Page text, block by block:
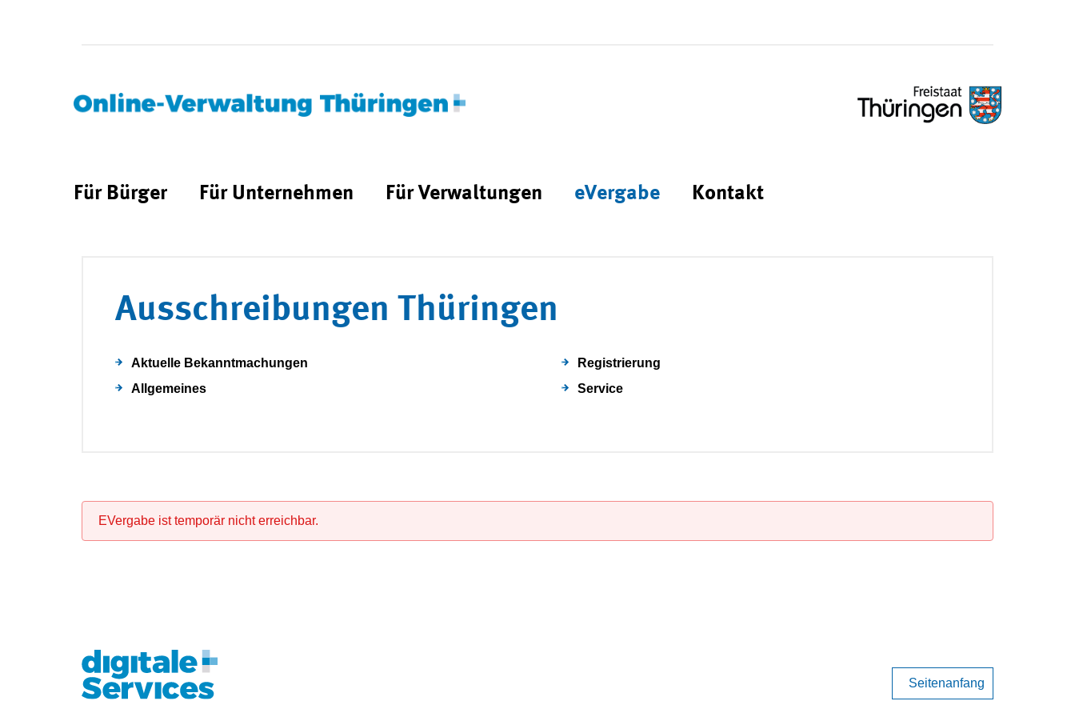
Für Bürger Für Unternehmen Für Verwaltungen eVergabe Kontakt
Ausschreibungen Thüringen
Aktuelle Bekanntmachungen
Allgemeines
Registrierung
Service
EVergabe ist temporär nicht erreichbar.
Seitenanfang